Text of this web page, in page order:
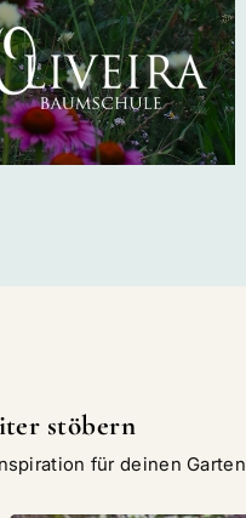
stöbern
für deinen Garten